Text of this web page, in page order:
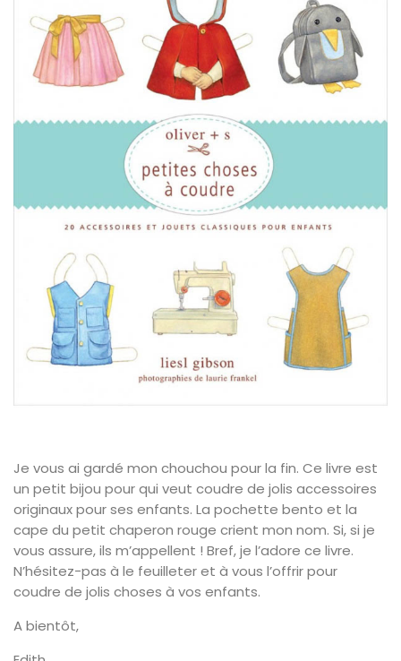
Je vous ai gardé mon chouchou pour la fin. Ce livre est
un petit bijou pour qui veut coudre de jolis accessoires
originaux pour ses enfants. La pochette bento et la
cape du petit chaperon rouge crient mon nom. Si, si je
vous assure, ils m’appellent ! Bref, je l’adore ce livre.
N’hésitez-pas à le feuilleter et à vous l’offrir pour
coudre de jolis choses à vos enfants.
A bientôt,